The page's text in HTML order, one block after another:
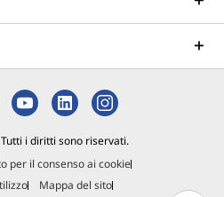
i diritti sono riservati.
per il consenso ai cookie
Mappa del sito